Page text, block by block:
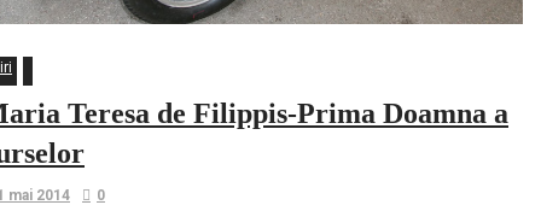
Teresa de Filippis-Prima Doamna a
mai 2014 0